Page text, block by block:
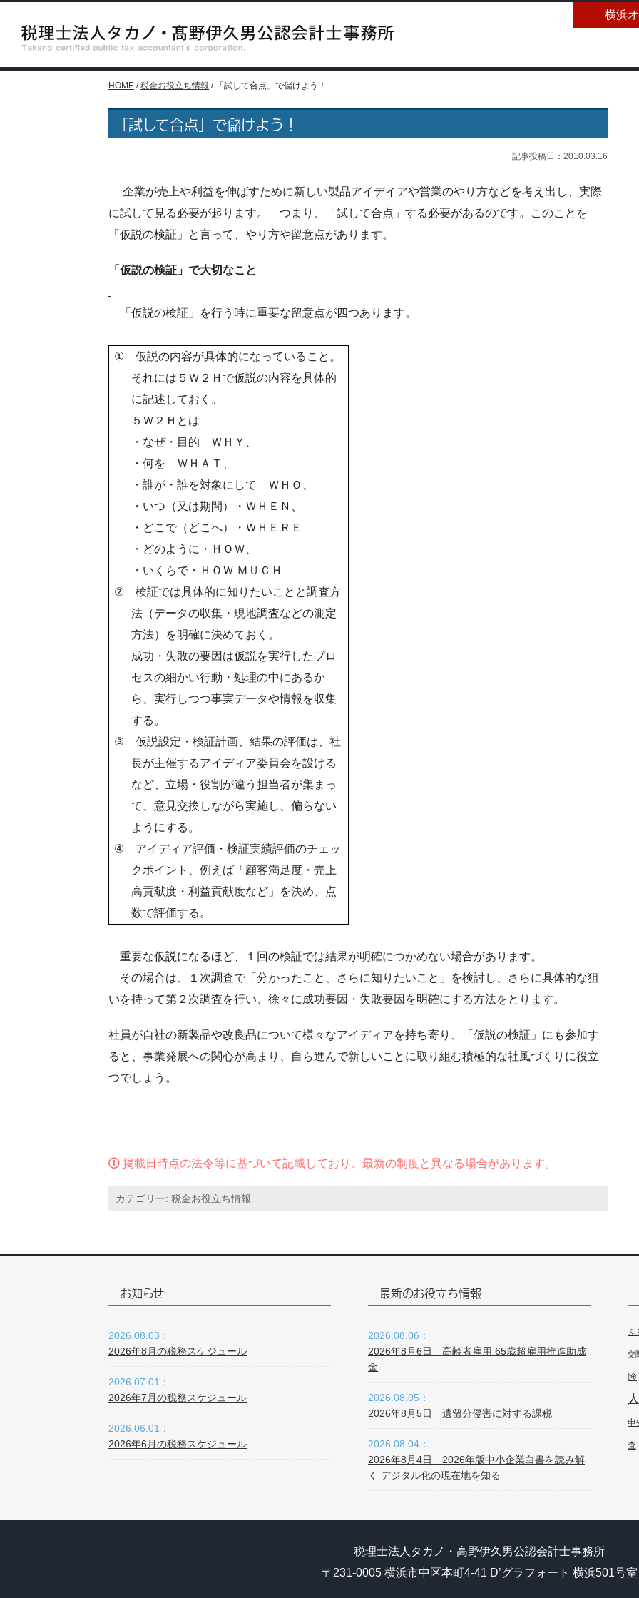
横浜
HOME /税金お役立ち情報 / 「試して合点」で儲けよう！
「試して合点」で儲けよう！
記事投稿日：2010.03.16
企業が売上や利益を伸ばすために新しい製品アイデイアや営業のやり方などを考え出し、実際
に試して見る必要が起ります。 つまり、「試して合点」する必要があるのです。このことを
「仮説の検証」と言って、 やり方や留意点があります。
「仮説の検証」で大切なこと
「仮説の検証」を行う時に重要な留意点が四つあります。
①
仮説の内容が具体的になっていること。
それには５Ｗ２Ｈで仮説の内容を具体的
に記述しておく。
５Ｗ２Ｈとは
・なぜ・目的 ＷＨＹ、
・何を ＷＨＡＴ、
・誰が・誰を対象にして ＷＨＯ、
・いつ（又は期間）・ＷＨＥＮ、
・どこで（どこへ）・ＷＨＥＲＥ
・どのように・ＨＯＷ、
・いくらで・ＨＯＷ ＭＵＣＨ
②
検証では具体的に知りたいことと調査方
法（データの収集・現地調査などの測定
方法）を明確に決めておく。
成功・失敗の要因は仮説を実行したプロ
セスの細かい行動・処理の中にあるか
ら、実行しつつ事実データや情報を収集
する。
③
仮説設定・検証計画、結果の評価は、社
長が主催するアイディア委員会を設ける
など、立場・役割が違う担当者が集まっ
て、意見交換しながら実施し、偏らない
ようにする。
④
アイディア評価・検証実績評価のチェッ
クポイント、例えば「顧客満足度・売上
高貢献度・利益貢献度など」を決め、点
数で評価する。
重要な仮説になるほど、１回の検証では結果が明確につかめない場合があります。
その場合は、１次調査で「分かったこと、さらに知りたいこと」を検討し、さらに具体的な狙
いを持って第２次調査を行い、徐々に成功要因・失敗要因を明確にする方法をとります。
社員が自社の新製品や改良品について様々なアイディアを持ち寄り、「仮説の検証」にも参加す
ると、事業発展への関心が高まり、自ら進んで新しいことに取り組む積極的な社風づくりに役立
つでしょう。
掲載日時点の法令等に基づいて記載しており、最新の制度と異なる場合があります。
カテゴリー: 税金お役立ち情報
お知らせ
2026.08.03：
2026年8月の税務スケジュール
2026.07.01：
2026年7月の税務スケジュール
2026.06.01：
2026年6月の税務スケジュール
最新のお役立ち情報
2026.08.06：
2026年8月6日 高齢者雇用 65歳超雇用推進助成
金
2026.08.05：
2026年8月5日 遺留分侵害に対する課税
2026.08.04：
2026年8月4日 2026年版中小企業白書を読み解
く デジタル化の現在地を知る
ふ
交
険
申
査
税理士法人タカノ・高野伊久男公認会計士事務所
〒231-0005 横浜市中区本町4-41 D’グラフォート 横浜501号室